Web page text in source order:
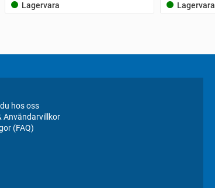
Lagervara Lagervara
hos oss
Användarvillkor
(FAQ)